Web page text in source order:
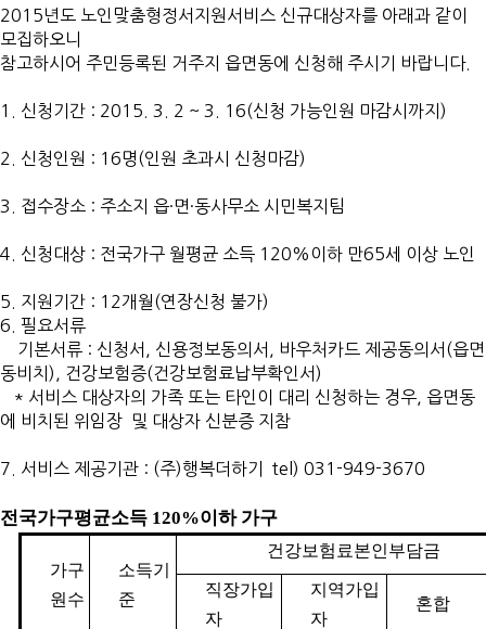
2015년도 노인맞춤형정서지원서비스 신규대상자를 아래과 같이
모집하오니
참고하시어 주민등록된 거주지 읍면동에 신청해 주시기 바랍니다.
1. 신청기간 : 2015. 3. 2 ~ 3. 16(신청 가능인원 마감시까지)
2. 신청인원 : 16명(인원 초과시 신청마감)
3. 접수장소 : 주소지 읍·면·동사무소 시민복지팀
4. 신청대상 : 전국가구 월평균 소득 120%이하 만65세 이상 노인
5. 지원기간 : 12개월(연장신청 불가)
6. 필요서류
기본서류 : 신청서, 신용정보동의서, 바우처카드 제공동의서(읍면
동비치), 건강보험증(건강보험료납부확인서)
* 서비스 대상자의 가족 또는 타인이 대리 신청하는 경우, 읍면동
에 비치된 위임장 및 대상자 신분증 지참
7. 서비스 제공기관 : (주)행복더하기 tel) 031-949-3670
전국가구평균소득 120%이하 가구
가구
원수
소득기
준
건강보험료본인부담금
직장가입
자
지역가입
자
혼합